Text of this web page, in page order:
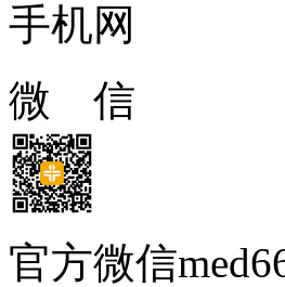
手机网
微 信
官方微信